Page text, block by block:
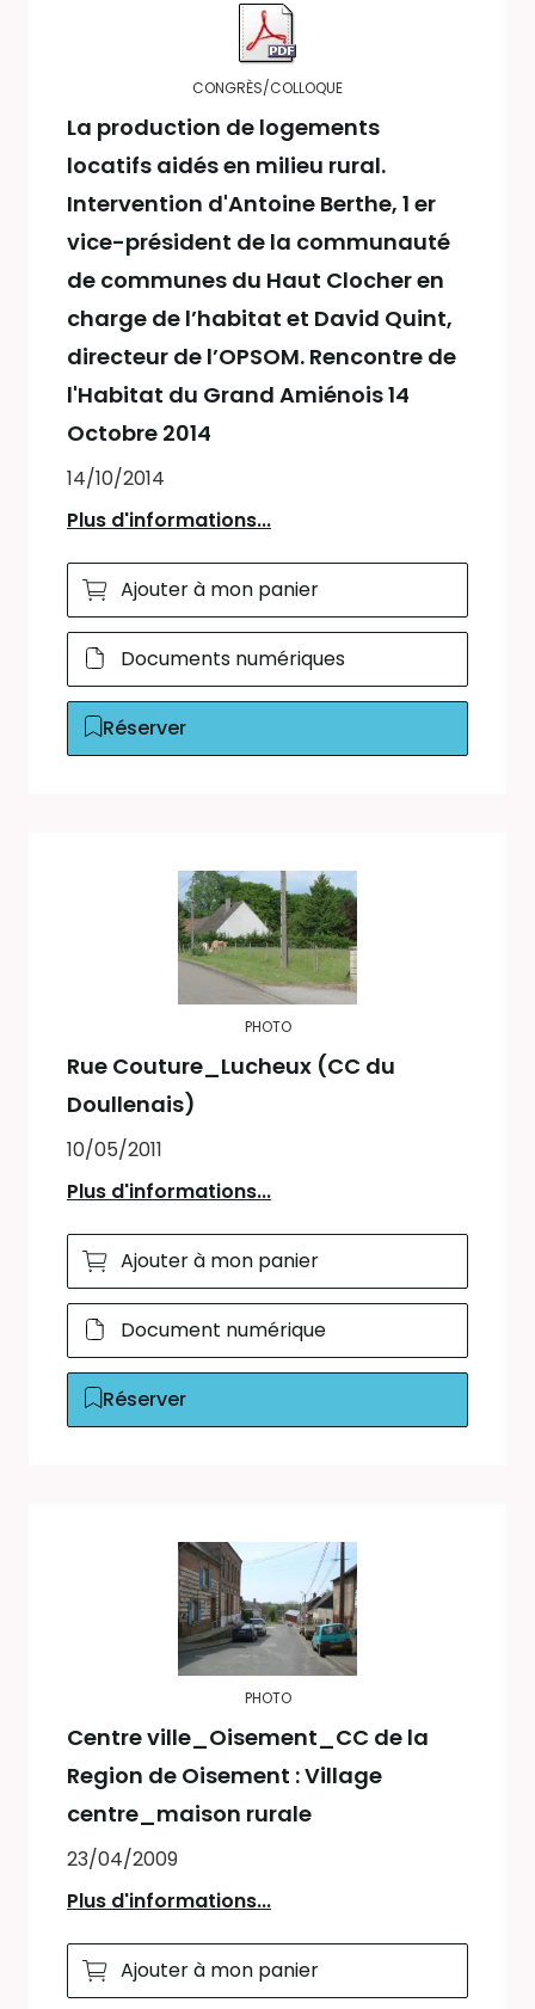
CONGRÈS/COLLOQUE
La production de logements
locatifs aidés en milieu rural.
Intervention d'Antoine Berthe, 1 er
vice-président de la communauté
de communes du Haut Clocher en
charge de l’habitat et David Quint,
directeur de l’OPSOM. Rencontre de
l'Habitat du Grand Amiénois 14
Octobre 2014
14/10/2014
Plus d'informations...
Ajouter à mon panier
Documents numériques
Réserver
PHOTO
Rue Couture_Lucheux (CC du
Doullenais)
10/05/2011
Plus d'informations...
Ajouter à mon panier
Document numérique
Réserver
PHOTO
Centre ville_Oisement_CC de la
Region de Oisement : Village
centre_maison rurale
23/04/2009
Plus d'informations...
Ajouter à mon panier